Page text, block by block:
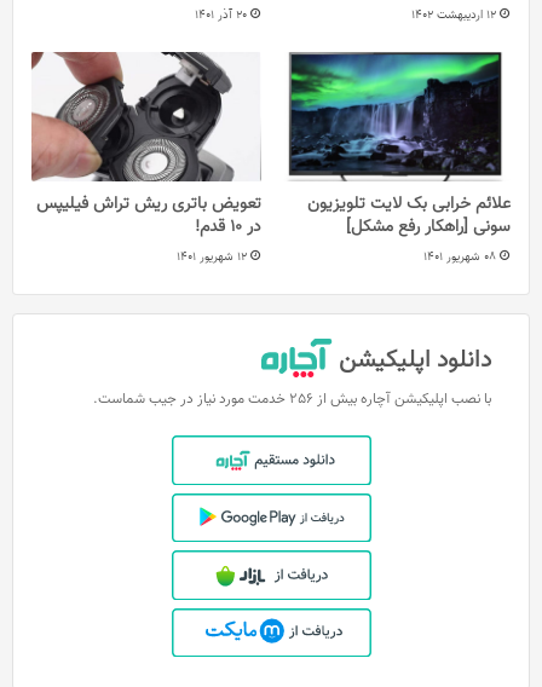
12 اردیبهشت 1402 20 آذر 1401
علائم خرابی بک لایت تلویزیون
سونی [راهکار رفع مشکل]
08 شهریور 1401
تعویض باتری ریش‌ تراش فیلیپس
در 10 قدم!
12 شهریور 1401
دانلود اپلیکیشن
با نصب اپلیکیشن آچاره بیش از 256 خدمت مورد نیاز در جیب شماست.